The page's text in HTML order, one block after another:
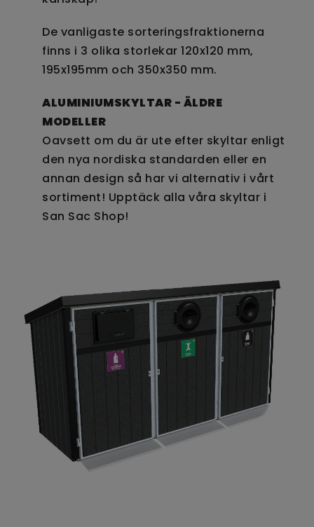
De vanligaste sorteringsfraktionerna
finns i 3 olika storlekar 120x120 mm,
195x195mm och 350x350 mm.
ALUMINIUMSKYLTAR - ÄLDRE
MODELLER
Oavsett om du är ute efter skyltar enligt
den nya nordiska standarden eller en
annan design så har vi alternativ i vårt
sortiment! Upptäck alla våra skyltar i
San Sac Shop!